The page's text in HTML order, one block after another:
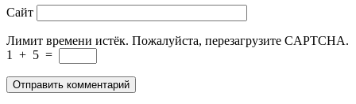
Сайт
Лимит времени истёк. Пожалуйста, перезагрузите CAPTCHA.
1
+ 5 =